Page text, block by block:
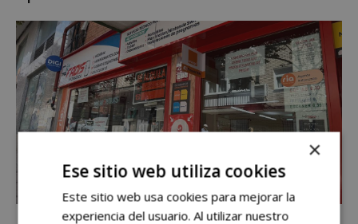
×
Ese sitio web utiliza cookies
Este sitio web usa cookies para mejorar la
experiencia del usuario. Al utilizar nuestro